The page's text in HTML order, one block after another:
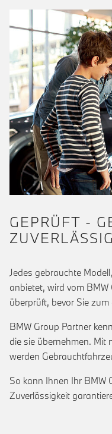
GEPRÜFT -
ZUVERLÄSSIG
Jedes gebrauchte
anbietet, wird vom
überprüft, bevor Sie
BMW Group Partner
die sie übernehmen. Mit
werden
So kann Ihnen Ihr BMW
Zuverlässigkeit